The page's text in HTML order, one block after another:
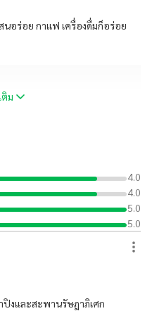
นอร่อย กาแฟ เครื่องดื่มก็อร่อย
ติม
4.0
4.0
5.0
5.0
ปิงและสะพานรัษฎาภิเศก